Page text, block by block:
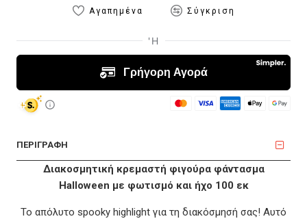
Αγαπημένα Σύγκριση
ΠΕΡΙΓΡΑΦΗ
Διακοσμητική κρεμαστή φιγούρα φάντασμα
Halloween με φωτισμό και ήχο 100 εκ
Το απόλυτο spooky highlight για τη διακόσμησή σας! Αυτό